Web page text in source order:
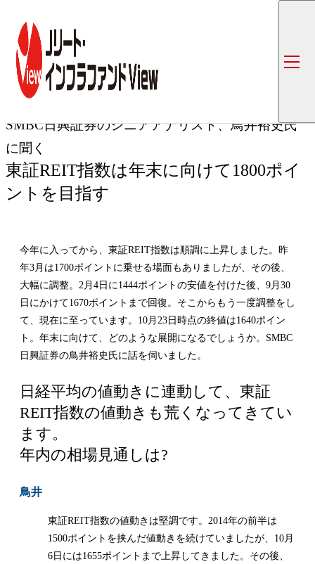
トップ
専門家インタビュー
第25回
SMBC日興証券のシニアアナリスト、鳥井裕史氏
に聞く
東証REIT指数は年末に向けて1800ポイ
ントを目指す
今年に入ってから、東証REIT指数は順調に上昇しました。昨
年3月は1700ポイントに乗せる場面もありましたが、その後、
大幅に調整。2月4日に1444ポイントの安値を付けた後、9月30
日にかけて1670ポイントまで回復。そこからもう一度調整をし
て、現在に至っています。10月23日時点の終値は1640ポイン
ト。年末に向けて、どのような展開になるでしょうか。SMBC
日興証券の鳥井裕史氏に話を伺いました。
日経平均の値動きに連動して、東証
REIT指数の値動きも荒くなってきてい
ます。
年内の相場見通しは?
鳥井
東証REIT指数の値動きは堅調です。2014年の前半は
1500ポイントを挟んだ値動きを続けていましたが、10月
6日には1655ポイントまで上昇してきました。その後、